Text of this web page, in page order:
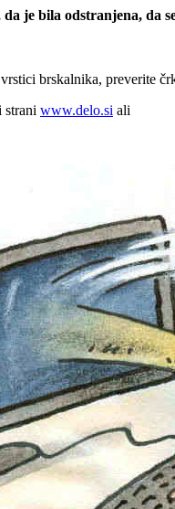
je bila odstranjena, da
brskalnika, preverite
strani www.delo.si ali